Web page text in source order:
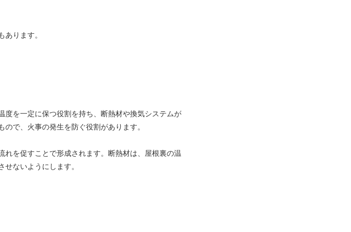
ります。
度を一定に保つ役割を持ち、断熱材や換気システムが
で、火事の発生を防ぐ役割があります。
を促すことで形成されます。断熱材は、屋根裏の温
ないようにします。